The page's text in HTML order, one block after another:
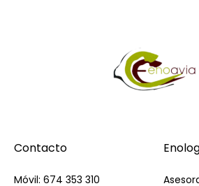
Contacto
Móvil: 674 353 310